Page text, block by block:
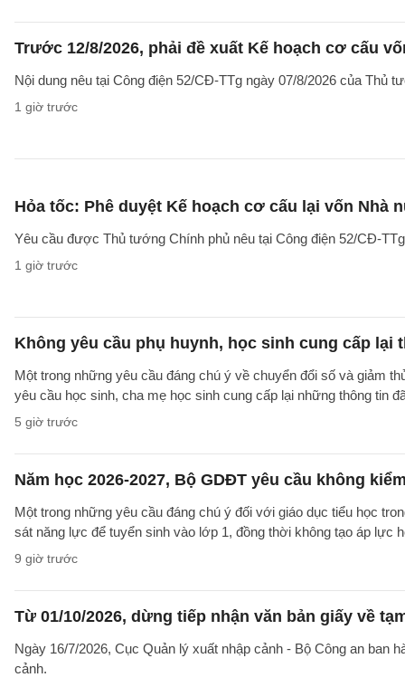
Trước 12/8/2026, phải đề xuất Kế hoạch cơ cấu
Nội dung nêu tại Công điện 52/CĐ-TTg ngày 07/8/2026 của Thủ
1 giờ trước
Hỏa tốc: Phê duyệt Kế hoạch cơ cấu lại vốn Nhà
Yêu cầu được Thủ tướng Chính phủ nêu tại Công điện 52/CĐ-
1 giờ trước
Không yêu cầu phụ huynh, học sinh cung cấp lại
Một trong những yêu cầu đáng chú ý về chuyển đổi số và giảm
yêu cầu học sinh, cha mẹ học sinh cung cấp lại những thông tin
5 giờ trước
Năm học 2026-2027, Bộ GDĐT yêu cầu không
Một trong những yêu cầu đáng chú ý đối với giáo dục tiểu học
sát năng lực để tuyển sinh vào lớp 1, đồng thời không tạo áp
9 giờ trước
Từ 01/10/2026, dừng tiếp nhận văn bản giấy về
Ngày 16/7/2026, Cục Quản lý xuất nhập cảnh - Bộ Công an ban
cảnh.